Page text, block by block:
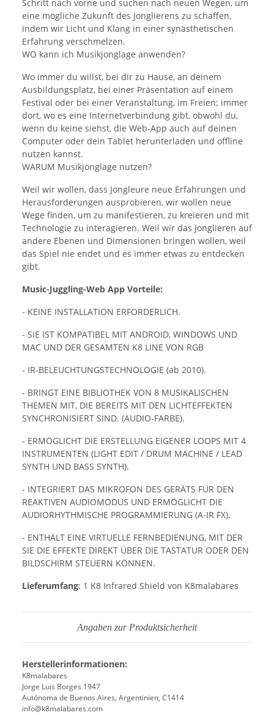
Schritt nach vorne und suchen nach neuen Wegen, um
eine mögliche Zukunft des Jonglierens zu schaffen,
indem wir Licht und Klang in einer synästhetischen
Erfahrung verschmelzen.
WO kann ich Musikjonglage anwenden?
Wo immer du willst, bei dir zu Hause, an deinem
Ausbildungsplatz, bei einer Präsentation auf einem
Festival oder bei einer Veranstaltung, im Freien; immer
dort, wo es eine Internetverbindung gibt, obwohl du,
wenn du keine siehst, die Web-App auch auf deinen
Computer oder dein Tablet herunterladen und offline
nutzen kannst.
WARUM Musikjonglage nutzen?
Weil wir wollen, dass Jongleure neue Erfahrungen und
Herausforderungen ausprobieren, wir wollen neue
Wege finden, um zu manifestieren, zu kreieren und mit
Technologie zu interagieren. Weil wir das Jonglieren auf
andere Ebenen und Dimensionen bringen wollen, weil
das Spiel nie endet und es immer etwas zu entdecken
gibt.
Music-Juggling-Web App Vorteile:
- KEINE INSTALLATION ERFORDERLICH.
- SIE IST KOMPATIBEL MIT ANDROID, WINDOWS UND
MAC UND DER GESAMTEN K8 LINE VON RGB
- IR-BELEUCHTUNGSTECHNOLOGIE (ab 2010).
- BRINGT EINE BIBLIOTHEK VON 8 MUSIKALISCHEN
THEMEN MIT, DIE BEREITS MIT DEN LICHTEFFEKTEN
SYNCHRONISIERT SIND. (AUDIO-FARBE).
- ERMÖGLICHT DIE ERSTELLUNG EIGENER LOOPS MIT 4
INSTRUMENTEN (LIGHT EDIT / DRUM MACHINE / LEAD
SYNTH UND BASS SYNTH).
- INTEGRIERT DAS MIKROFON DES GERÄTS FÜR DEN
REAKTIVEN AUDIOMODUS UND ERMÖGLICHT DIE
AUDIORHYTHMISCHE PROGRAMMIERUNG (A-IR FX).
- ENTHÄLT EINE VIRTUELLE FERNBEDIENUNG, MIT DER
SIE DIE EFFEKTE DIREKT ÜBER DIE TASTATUR ODER DEN
BILDSCHIRM STEUERN KÖNNEN.
Lieferumfang: 1 K8 Infrared Shield von K8malabares
Angaben zur Produktsicherheit
Herstellerinformationen:
K8malabares
Jorge Luis Borges 1947
Autónoma de Buenos Aires, Argentinien, C1414
info@k8malabares.com